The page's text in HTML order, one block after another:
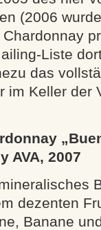
(2006
Liste
das
im Keller der
AVA, 2007
dezenten
Banane